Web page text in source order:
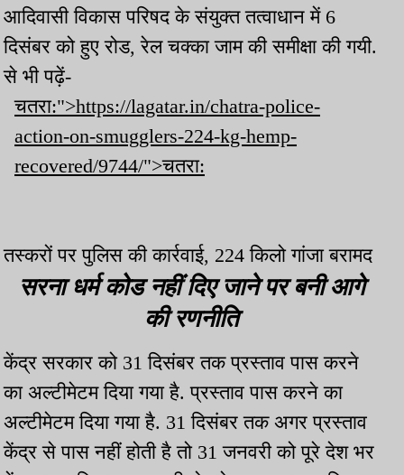
आदिवासी विकास परिषद के संयुक्त तत्वाधान में 6
दिसंबर को हुए रोड, रेल चक्का जाम की समीक्षा की गयी.
से भी पढ़ें-
चतरा:">https://lagatar.in/chatra-police-
action-on-smugglers-224-kg-hemp-
recovered/9744/">चतरा:
तस्करों पर पुलिस की कार्रवाई, 224 किलो गांजा बरामद
सरना धर्म कोड नहीं दिए जाने पर बनी आगे
की रणनीति
केंद्र सरकार को 31 दिसंबर तक प्रस्ताव पास करने
का अल्टीमेटम दिया गया है. प्रस्ताव पास करने का
अल्टीमेटम दिया गया है. 31 दिसंबर तक अगर प्रस्ताव
केंद्र से पास नहीं होती है तो 31 जनवरी को पूरे देश भर